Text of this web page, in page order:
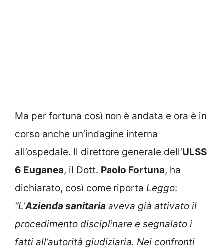
Ma per fortuna così non è andata e ora è in
corso anche un’indagine interna
all’ospedale. Il direttore generale dell’ULSS
6 Euganea, il Dott. Paolo Fortuna, ha
dichiarato, così come riporta Leggo:
“L’Azienda sanitaria aveva già attivato il
procedimento disciplinare e segnalato i
fatti all’autorità giudiziaria. Nei confronti